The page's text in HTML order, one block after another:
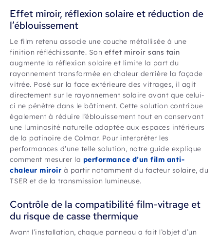
Effet miroir, réflexion solaire et réduction de
l’éblouissement
Le film retenu associe une couche métallisée à une
finition réfléchissante. Son effet miroir sans tain
augmente la réflexion solaire et limite la part du
rayonnement transformée en chaleur derrière la façade
vitrée. Posé sur la face extérieure des vitrages, il agit
directement sur le rayonnement solaire avant que celui-
ci ne pénètre dans le bâtiment. Cette solution contribue
également à réduire l’éblouissement tout en conservant
une luminosité naturelle adaptée aux espaces intérieurs
de la patinoire de Colmar. Pour interpréter les
performances d’une telle solution, notre guide explique
comment mesurer la performance d’un film anti-
chaleur miroir à partir notamment du facteur solaire, du
TSER et de la transmission lumineuse.
Contrôle de la compatibilité film-vitrage et
du risque de casse thermique
Avant l’installation, chaque panneau a fait l’objet d’un